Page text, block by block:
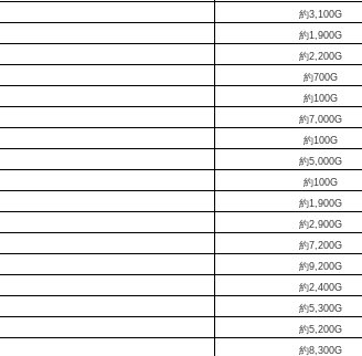
約3,100G
約1,900G
約2,200G
約700G
約100G
約7,000G
約100G
約5,000G
約100G
約1,900G
約2,900G
約7,200G
約9,200G
約2,400G
約5,300G
約5,200G
約8,300G